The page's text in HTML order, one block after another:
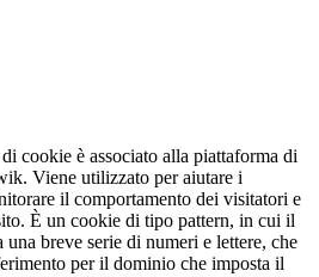
cookie è associato alla piattaforma di
Viene utilizzato per aiutare i
il comportamento dei visitatori e
È un cookie di tipo pattern, in cui il
breve serie di numeri e lettere, che
per il dominio che imposta il